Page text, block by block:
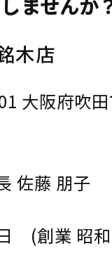
ませんか
木店
大阪府吹
佐藤 朋子
(創業 昭